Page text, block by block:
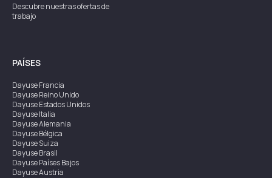
Descubre nuestras ofertas de
trabajo
PAÍSES
DayuseFrancia
DayuseReino Unido
DayuseEstados Unidos
DayuseItalia
DayuseAlemania
DayuseBélgica
DayuseSuiza
DayuseBrasil
DayusePaíses Bajos
DayuseAustria